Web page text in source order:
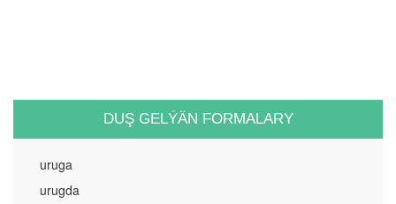
DUŞ GELÝÄN FORMALARY
uruga
urugda